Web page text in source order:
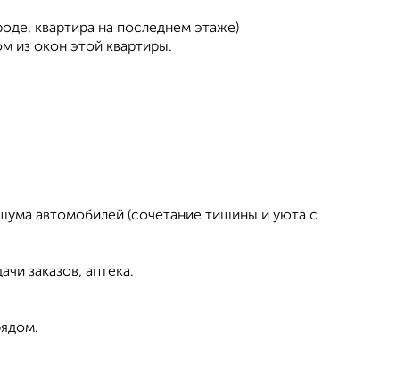
квартира на последнем этаже)
из окон этой квартиры.
автомобилей (сочетание тишины и уюта с
заказов, аптека.